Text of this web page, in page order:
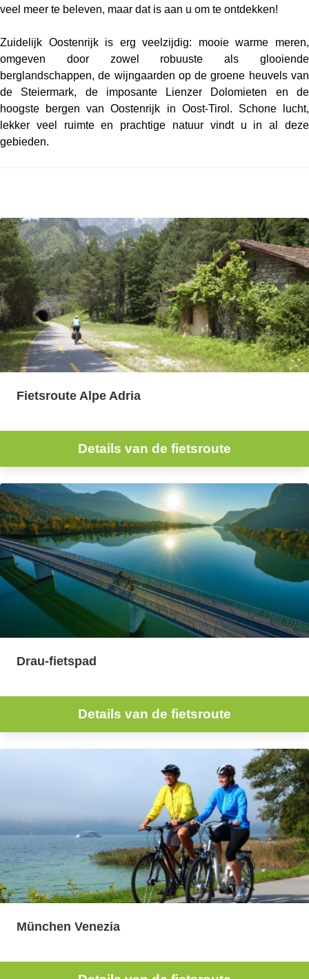
veel meer te beleven, maar dat is aan u om te ontdekken!
Zuidelijk Oostenrijk is erg veelzijdig: mooie warme meren,
omgeven door zowel robuuste als glooiende
berglandschappen, de wijngaarden op de groene heuvels van
de Steiermark, de imposante Lienzer Dolomieten en de
hoogste bergen van Oostenrijk in Oost-Tirol. Schone lucht,
lekker veel ruimte en prachtige natuur vindt u in al deze
gebieden.
Fietsroute Alpe Adria
Details van de fietsroute
Drau-fietspad
Details van de fietsroute
München Venezia